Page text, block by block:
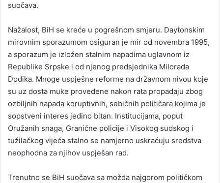
suočava.
Nažalost, BiH se kreće u pogrešnom smjeru. Daytonskim
mirovnim sporazumom osiguran je mir od novembra 1995,
a sporazum je izložen stalnim napadima uglavnom iz
Republike Srpske i od njenog predsjednika Milorada
Dodika. Mnoge uspješne reforme na državnom nivou koje
su uz dosta muke provedene nakon rata propadaju zbog
ozbiljnih napada koruptivnih, sebičnih političara kojima je
sopstveni interes jedino bitan. Institucijama, poput
Oružanih snaga, Granične policije i Visokog sudskog i
tužilačkog vijeća stalno se namjerno uskraćuju sredstva
neophodna za njihov uspješan rad.
Trenutno se BiH suočava sa možda najgorom političkom